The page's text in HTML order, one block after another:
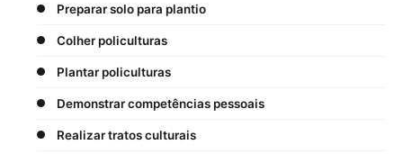
Preparar solo para plantio
Colher policulturas
Plantar policulturas
Demonstrar competências pessoais
Realizar tratos culturais